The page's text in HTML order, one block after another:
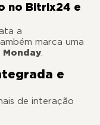
no Bitrix24 e
a
marca uma
.
e
de interação